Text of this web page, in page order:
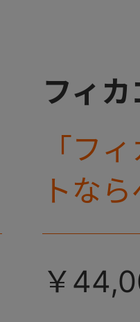
フィ
「フ
トな
使え
型犬向
￥